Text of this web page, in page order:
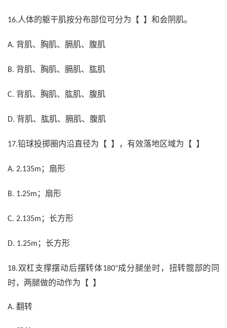
16.人体的躯干肌按分布部位可分为【 】和会阴肌。
A. 背肌、胸肌、膈肌、腹肌
B. 背肌、胸肌、膈肌、肱肌
C. 背肌、胸肌、肱肌、腹肌
D. 背肌、肱肌、膈肌、腹肌
17.铅球投掷圈内沿直径为【 】，有效落地区域为【 】
A. 2.135m ；扇形
B. 1.25m ；扇形
C. 2.135m ；长方形
D. 1.25m ；长方形
18.双杠支撑摆动后摆转体180°成分腿坐时，扭转髋部的同
时，两腿做的动作为【 】
A. 翻转